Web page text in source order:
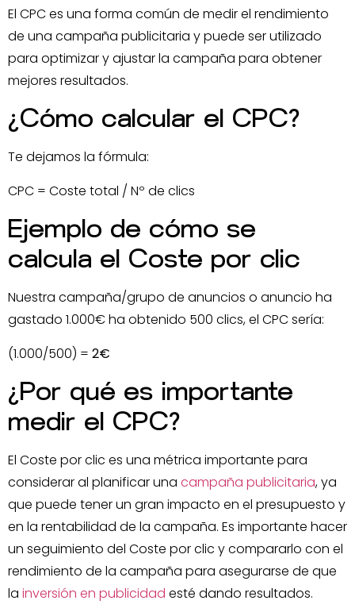
El CPC es una forma común de medir el rendimiento
de una campaña publicitaria y puede ser utilizado
para optimizar y ajustar la campaña para obtener
mejores resultados.
¿Cómo calcular el CPC?
Te dejamos la fórmula:
CPC = Coste total / Nº de clics
Ejemplo de cómo se
calcula el Coste por clic
Nuestra campaña/grupo de anuncios o anuncio ha
gastado 1.000€ ha obtenido 500 clics, el CPC sería:
(1.000/500) = 2€
¿Por qué es importante
medir el CPC?
El Coste por clic es una métrica importante para
considerar al planificar una campaña publicitaria, ya
que puede tener un gran impacto en el presupuesto y
en la rentabilidad de la campaña. Es importante hacer
un seguimiento del Coste por clic y compararlo con el
rendimiento de la campaña para asegurarse de que
la inversión en publicidad esté dando resultados.